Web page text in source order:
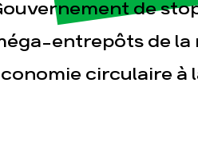
de
entrepôts de la
circulaire à